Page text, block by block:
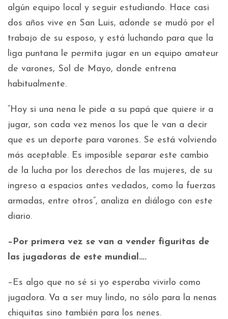
algún equipo local y seguir estudiando. Hace casi
dos años vive en San Luis, adonde se mudó por el
trabajo de su esposo, y está luchando para que la
liga puntana le permita jugar en un equipo amateur
de varones, Sol de Mayo, donde entrena
habitualmente.
“Hoy si una nena le pide a su papá que quiere ir a
jugar, son cada vez menos los que le van a decir
que es un deporte para varones. Se está volviendo
más aceptable. Es imposible separar este cambio
de la lucha por los derechos de las mujeres, de su
ingreso a espacios antes vedados, como la fuerzas
armadas, entre otros”, analiza en diálogo con este
diario.
–Por primera vez se van a vender figuritas de
las jugadoras de este mundial….
–Es algo que no sé si yo esperaba vivirlo como
jugadora. Va a ser muy lindo, no sólo para la nenas
chiquitas sino también para los nenes.